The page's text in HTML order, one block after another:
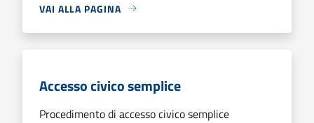
VAI ALLA PAGINA
Accesso civico semplice
Procedimento di accesso civico semplice